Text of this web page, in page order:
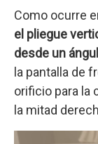
Como ocurre
el pliegue
desde un
la pantalla de
orificio para la
la mitad